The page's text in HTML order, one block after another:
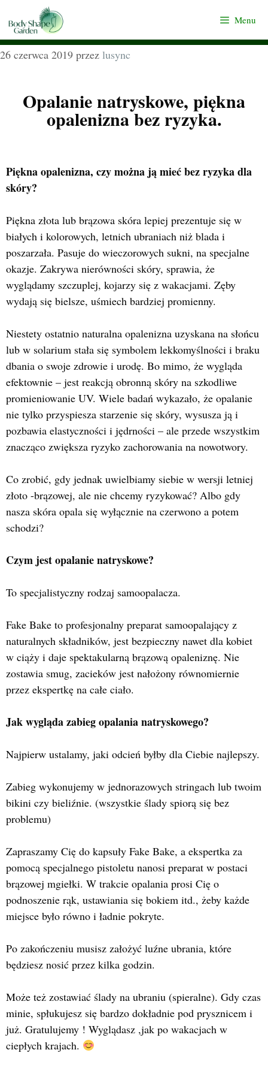
Menu
26 czerwca 2019 przez lusync
Opalanie natryskowe, piękna
opalenizna bez ryzyka.
Piękna opalenizna, czy można ją mieć bez ryzyka dla
skóry?
Piękna złota lub brązowa skóra lepiej prezentuje się w
białych i kolorowych, letnich ubraniach niż blada i
poszarzała. Pasuje do wieczorowych sukni, na specjalne
okazje. Zakrywa nierówności skóry, sprawia, że
wyglądamy szczuplej, kojarzy się z wakacjami. Zęby
wydają się bielsze, uśmiech bardziej promienny.
Niestety ostatnio naturalna opalenizna uzyskana na słońcu
lub w solarium stała się symbolem lekkomyślności i braku
dbania o swoje zdrowie i urodę. Bo mimo, że wygląda
efektownie – jest reakcją obronną skóry na szkodliwe
promieniowanie UV. Wiele badań wykazało, że opalanie
nie tylko przyspiesza starzenie się skóry, wysusza ją i
pozbawia elastyczności i jędrności – ale przede wszystkim
znacząco zwiększa ryzyko zachorowania na nowotwory.
Co zrobić, gdy jednak uwielbiamy siebie w wersji letniej
złoto -brązowej, ale nie chcemy ryzykować? Albo gdy
nasza skóra opala się wyłącznie na czerwono a potem
schodzi?
Czym jest opalanie natryskowe?
To specjalistyczny rodzaj samoopalacza.
Fake Bake to profesjonalny preparat samoopalający z
naturalnych składników, jest bezpieczny nawet dla kobiet
w ciąży i daje spektakularną brązową opaleniznę. Nie
zostawia smug, zacieków jest nałożony równomiernie
przez ekspertkę na całe ciało.
Jak wygląda zabieg opalania natryskowego?
Najpierw ustalamy, jaki odcień byłby dla Ciebie najlepszy.
Zabieg wykonujemy w jednorazowych stringach lub twoim
bikini czy bieliźnie. (wszystkie ślady spiorą się bez
problemu)
Zapraszamy Cię do kapsuły Fake Bake, a ekspertka za
pomocą specjalnego pistoletu nanosi preparat w postaci
brązowej mgiełki. W trakcie opalania prosi Cię o
podnoszenie rąk, ustawiania się bokiem itd., żeby każde
miejsce było równo i ładnie pokryte.
Po zakończeniu musisz założyć luźne ubrania, które
będziesz nosić przez kilka godzin.
Może też zostawiać ślady na ubraniu (spieralne). Gdy czas
minie, spłukujesz się bardzo dokładnie pod prysznicem i
już. Gratulujemy ! Wyglądasz ,jak po wakacjach w
ciepłych krajach.